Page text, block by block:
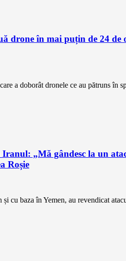
drone în mai puțin de 24 de
a doborât dronele ce au pătruns în
„Mă gândesc la un
Roșie
cu baza în Yemen, au revendicat